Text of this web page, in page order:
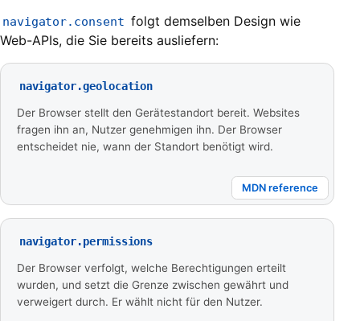
navigator.consent folgt demselben Design wie
Web-APIs, die Sie bereits ausliefern:
navigator.geolocation
Der Browser stellt den Gerätestandort bereit. Websites
fragen ihn an, Nutzer genehmigen ihn. Der Browser
entscheidet nie, wann der Standort benötigt wird.
MDN reference
navigator.permissions
Der Browser verfolgt, welche Berechtigungen erteilt
wurden, und setzt die Grenze zwischen gewährt und
verweigert durch. Er wählt nicht für den Nutzer.